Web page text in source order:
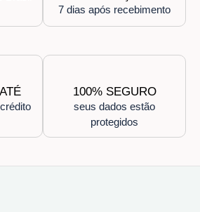
7 dias após recebimento
100% SEGURO
seus dados estão
protegidos